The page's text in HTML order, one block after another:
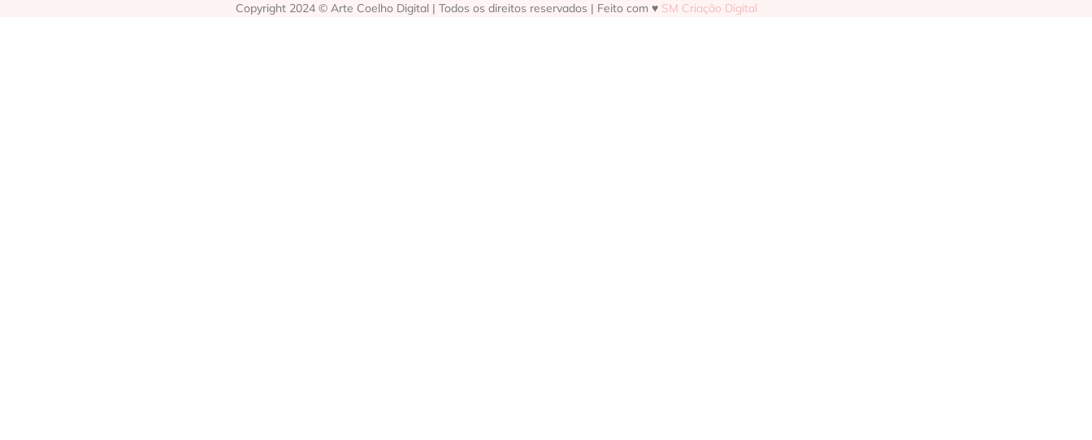
Copyright 2024 © Arte Coelho Digital | Todos os direitos reservados | Feito com ♥ SM Criação Digital